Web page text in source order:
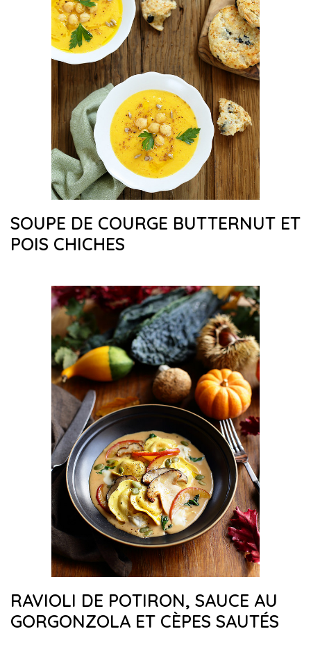
SOUPE DE COURGE BUTTERNUT ET
POIS CHICHES
RAVIOLI DE POTIRON, SAUCE AU
GORGONZOLA ET CÈPES SAUTÉS